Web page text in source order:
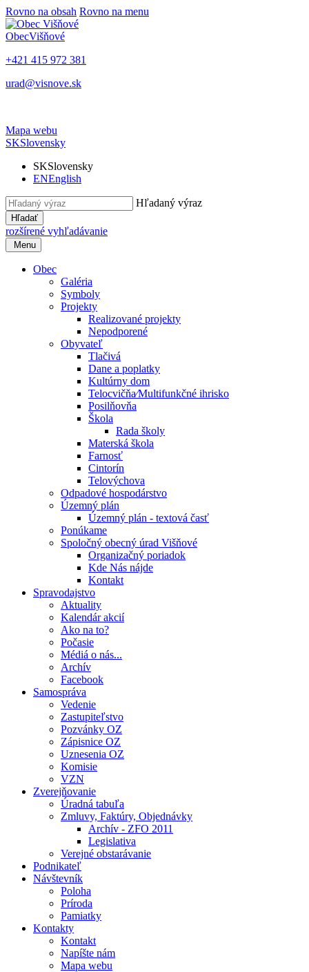
Rovno na obsah Rovno na menu
ObecVišňové
+421 415 972 381
urad@visnove.sk
Mapa webu
SKSlovensky
SKSlovensky
ENEnglish
Hľadaný výraz
Hľadať
rozšírené vyhľadávanie
Menu
Obec
Galéria
Symboly
Projekty
Realizované projekty
Nepodporené
Obyvateľ
Tlačivá
Dane a poplatky
Kultúrny dom
Telocvičňa⁄Multifunkčné ihrisko
Posilňovňa
Škola
Rada školy
Materská škola
Farnosť
Cintorín
Telovýchova
Odpadové hospodárstvo
Územný plán
Územný plán - textová časť
Ponúkame
Spoločný obecný úrad Višňové
Organizačný poriadok
Kde Nás nájde
Kontakt
Spravodajstvo
Aktuality
Kalendár akcií
Ako na to?
Počasie
Médiá o nás...
Archív
Facebook
Samospráva
Vedenie
Zastupiteľstvo
Pozvánky OZ
Zápisnice OZ
Uznesenia OZ
Komisie
VZN
Zverejňovanie
Úradná tabuľa
Zmluvy, Faktúry, Objednávky
Archív - ZFO 2011
Legislativa
Verejné obstarávanie
Podnikateľ
Návštevník
Poloha
Príroda
Pamiatky
Kontakty
Kontakt
Napíšte nám
Mapa webu